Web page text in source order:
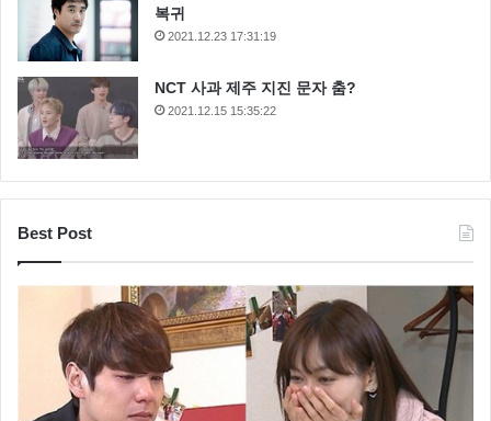
김경화 나이 김경화 아나운서
김경화 운동 김경화 인스타그램 레깅스
복근만들기 집에서운동하기 헬스복
복귀
2021.12.23 17:31:19
NCT 사과 제주 지진 문자 춤?
2021.12.15 15:35:22
Best Post